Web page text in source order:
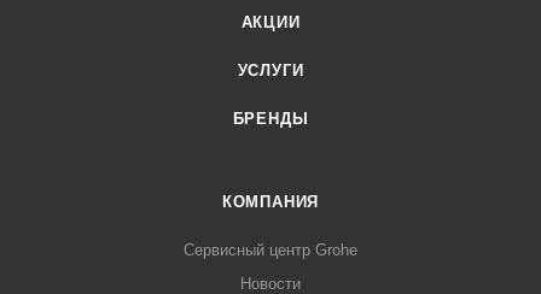
АКЦИИ
УСЛУГИ
БРЕНДЫ
КОМПАНИЯ
Сервисный центр Grohe
Новости